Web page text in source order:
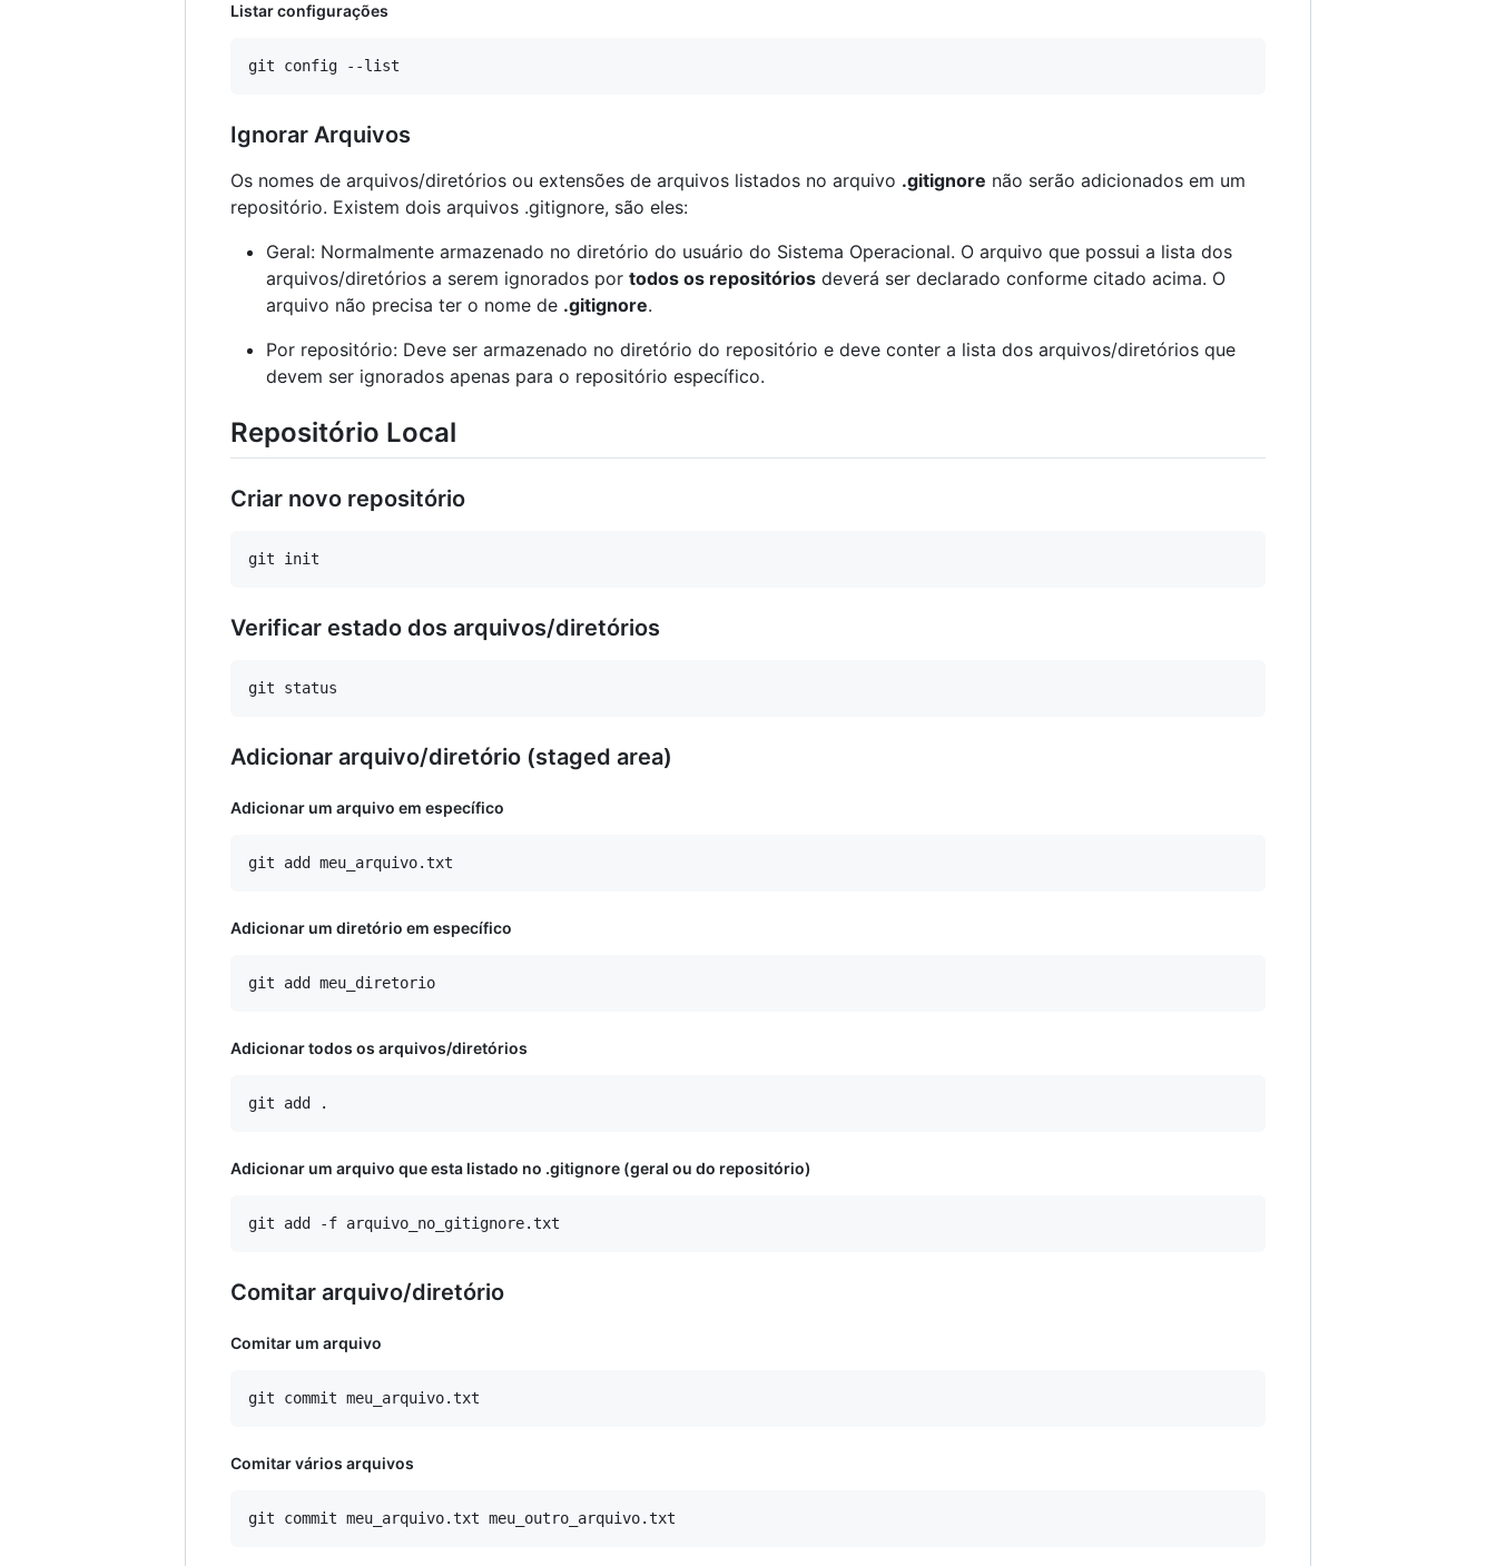
Listar configurações
Ignorar Arquivos
Os nomes de arquivos/diretórios ou extensões de arquivos listados no arquivo .gitignore não serão adicionados em um
repositório. Existem dois arquivos .gitignore, são eles:
Geral: Normalmente armazenado no diretório do usuário do Sistema Operacional. O arquivo que possui a lista dos
arquivos/diretórios a serem ignorados por todos os repositórios deverá ser declarado conforme citado acima. O
arquivo não precisa ter o nome de .gitignore.
Por repositório: Deve ser armazenado no diretório do repositório e deve conter a lista dos arquivos/diretórios que
devem ser ignorados apenas para o repositório específico.
Repositório Local
Criar novo repositório
Verificar estado dos arquivos/diretórios
Adicionar arquivo/diretório (staged area)
Adicionar um arquivo em específico
Adicionar um diretório em específico
Adicionar todos os arquivos/diretórios
Adicionar um arquivo que esta listado no .gitignore (geral ou do repositório)
Comitar arquivo/diretório
Comitar um arquivo
Comitar vários arquivos